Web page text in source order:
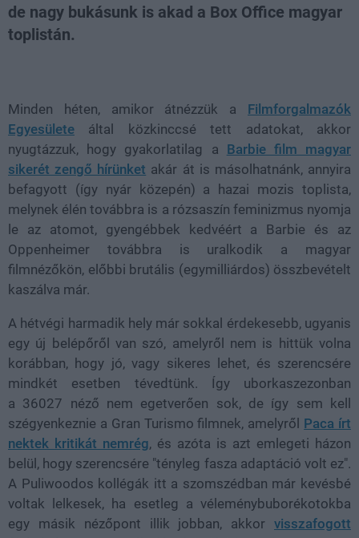
de nagy bukásunk is akad a Box Office magyar
toplistán.
Minden héten, amikor átnézzük a Filmforgalmazók
Egyesülete által közkinccsé tett adatokat, akkor
nyugtázzuk, hogy gyakorlatilag a Barbie film magyar
sikerét zengő hírünket akár át is másolhatnánk, annyira
befagyott (így nyár közepén) a hazai mozis toplista,
melynek élén továbbra is a rózsaszín feminizmus nyomja
le az atomot, gyengébbek kedvéért a Barbie és az
Oppenheimer továbbra is uralkodik a magyar
filmnézőkön, előbbi brutális (egymilliárdos) összbevételt
kaszálva már.
A hétvégi harmadik hely már sokkal érdekesebb, ugyanis
egy új belépőről van szó, amelyről nem is hittük volna
korábban, hogy jó, vagy sikeres lehet, és szerencsére
mindkét esetben tévedtünk. Így uborkaszezonban
a 36027 néző nem egetverően sok, de így sem kell
szégyenkeznie a Gran Turismo filmnek, amelyről Paca írt
nektek kritikát nemrég, és azóta is azt emlegeti házon
belül, hogy szerencsére "tényleg fasza adaptáció volt ez".
A Puliwoodos kollégák itt a szomszédban már kevésbé
voltak lelkesek, ha esetleg a véleménybuborékotokba
egy másik nézőpont illik jobban, akkor visszafogott